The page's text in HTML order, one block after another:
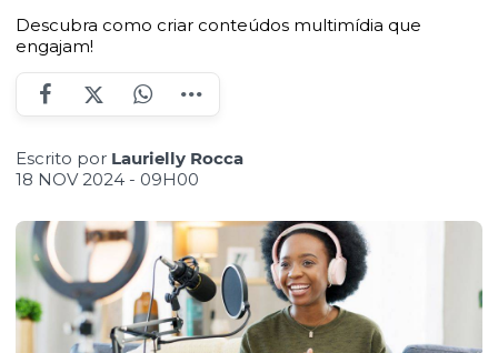
Descubra como criar conteúdos multimídia que
engajam!
Escrito por Laurielly Rocca
18 NOV 2024 - 09H00